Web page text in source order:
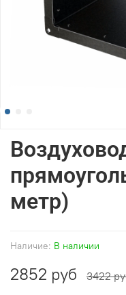
Наличие: В наличии
метр)
2852 руб 3422